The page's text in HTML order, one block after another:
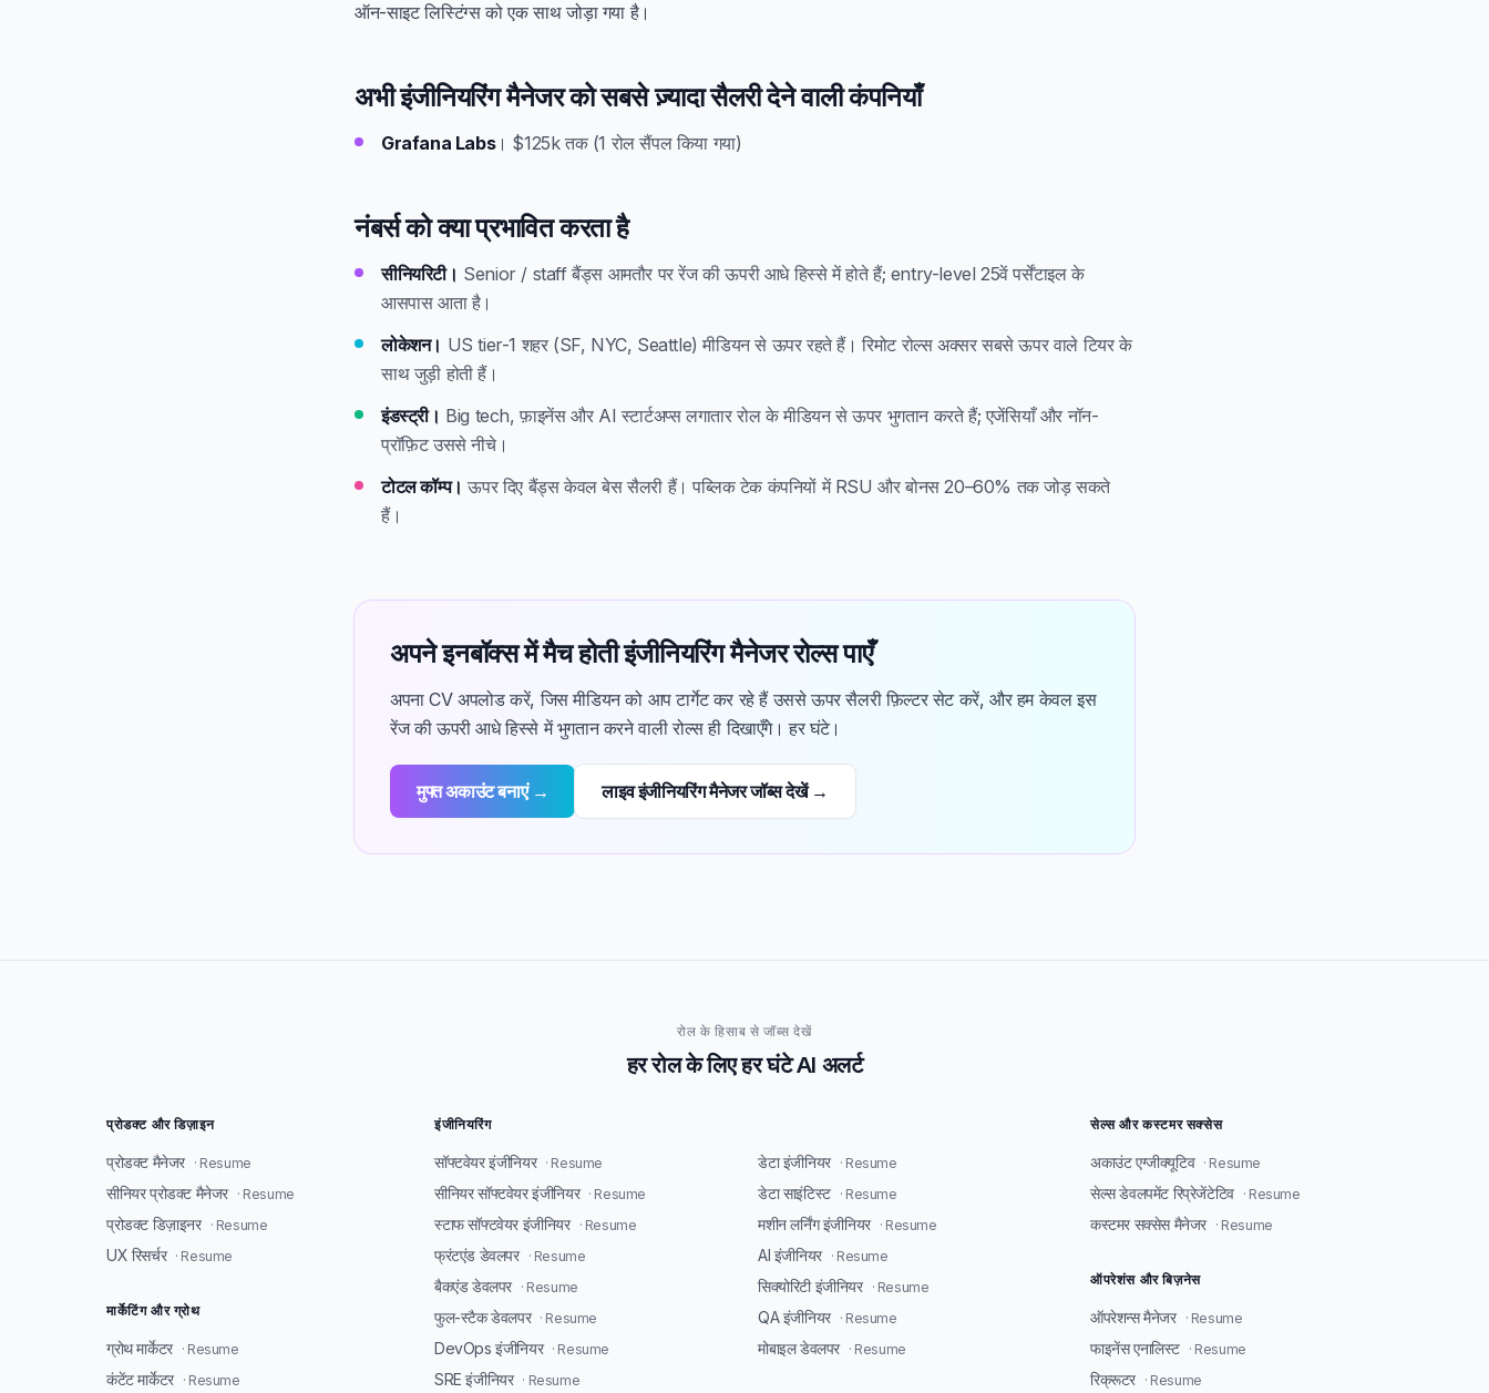
ऑन-साइट लिस्टिंग्स को एक साथ जोड़ा गया है।
अभी इंजीनियरिंग मैनेजर को सबसे ज़्यादा सैलरी देने वाली कंपनियाँ
Grafana Labs। $125k तक (1 रोल सैंपल किया गया)
नंबर्स को क्या प्रभावित करता है
सीनियरिटी। Senior / staff बैंड्स आमतौर पर रेंज की ऊपरी आधे हिस्से में होते हैं; entry-level 25वें पर्सेंटाइल के
आसपास आता है।
लोकेशन। US tier-1 शहर (SF, NYC, Seattle) मीडियन से ऊपर रहते हैं। रिमोट रोल्स अक्सर सबसे ऊपर वाले टियर के
साथ जुड़ी होती हैं।
इंडस्ट्री। Big tech, फ़ाइनेंस और AI स्टार्टअप्स लगातार रोल के मीडियन से ऊपर भुगतान करते हैं; एजेंसियाँ और नॉन-
प्रॉफ़िट उससे नीचे।
टोटल कॉम्प। ऊपर दिए बैंड्स केवल बेस सैलरी हैं। पब्लिक टेक कंपनियों में RSU और बोनस 20–60% तक जोड़ सकते
हैं।
अपने इनबॉक्स में मैच होती इंजीनियरिंग मैनेजर रोल्स पाएँ
अपना CV अपलोड करें, जिस मीडियन को आप टार्गेट कर रहे हैं उससे ऊपर सैलरी फ़िल्टर सेट करें, और हम केवल इस
रेंज की ऊपरी आधे हिस्से में भुगतान करने वाली रोल्स ही दिखाएँगे। हर घंटे।
मुफ्त अकाउंट बनाएं → लाइव इंजीनियरिंग मैनेजर जॉब्स देखें →
रोल के हिसाब से जॉब्स देखें
हर रोल के लिए हर घंटे AI अलर्ट
प्रोडक्ट और डिज़ाइन
प्रोडक्ट मैनेजर · Resume
सीनियर प्रोडक्ट मैनेजर · Resume
प्रोडक्ट डिज़ाइनर · Resume
UX रिसर्चर · Resume
मार्केटिंग और ग्रोथ
ग्रोथ मार्केटर · Resume
कंटेंट मार्केटर · Resume
इंजीनियरिंग
सॉफ्टवेयर इंजीनियर · Resume
सीनियर सॉफ्टवेयर इंजीनियर · Resume
स्टाफ सॉफ्टवेयर इंजीनियर · Resume
फ्रंटएंड डेवलपर · Resume
बैकएंड डेवलपर · Resume
फुल-स्टैक डेवलपर · Resume
DevOps इंजीनियर · Resume
SRE इंजीनियर · Resume
डेटा इंजीनियर · Resume
डेटा साइंटिस्ट · Resume
मशीन लर्निंग इंजीनियर · Resume
AI इंजीनियर · Resume
सिक्योरिटी इंजीनियर · Resume
QA इंजीनियर · Resume
मोबाइल डेवलपर · Resume
सेल्स और कस्टमर सक्सेस
अकाउंट एग्जीक्यूटिव · Resume
सेल्स डेवलपमेंट रिप्रेजेंटेटिव · Resume
कस्टमर सक्सेस मैनेजर · Resume
ऑपरेशंस और बिज़नेस
ऑपरेशन्स मैनेजर · Resume
फाइनेंस एनालिस्ट · Resume
रिक्रूटर · Resume